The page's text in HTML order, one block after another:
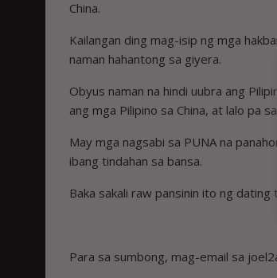
China.
Kailangan ding mag-isip ng mga
naman hahantong sa giyera.
Obyus naman na hindi uubra ang
ang mga Pilipino sa China, at lalo pa
May mga nagsabi sa PUNA na
ibang tindahan sa bansa.
Baka sakali raw pansinin ito ng dating
Para sa sumbong, mag-email sa